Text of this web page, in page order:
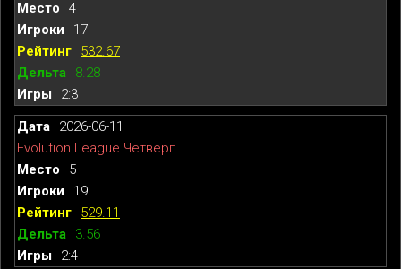
4
17
532.67
8.28
2:3
2026-06-11
Evolution League Четверг
5
19
529.11
3.56
2:4